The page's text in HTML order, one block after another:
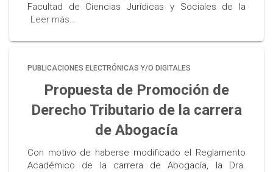
Facultad de Ciencias Jurídicas y Sociales de la
Leer más…
PUBLICACIONES ELECTRÓNICAS Y/O DIGITALES
Propuesta de Promoción de
Derecho Tributario de la carrera
de Abogacía
Con motivo de haberse modificado el Reglamento
Académico de la carrera de Abogacía, la Dra.